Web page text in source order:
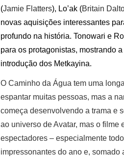
(Jamie Flatters), Lo’ak (Britain
novas aquisições interessantes
profundo na história. Tonowari e
para os protagonistas, mostrando
introdução dos Metkayina.
O Caminho da Água tem uma
espantar muitas pessoas, mas a
começa desenvolvendo a trama e
ao universo de Avatar, mas o filme
espectadores – especialmente
impressonantes do ano e,